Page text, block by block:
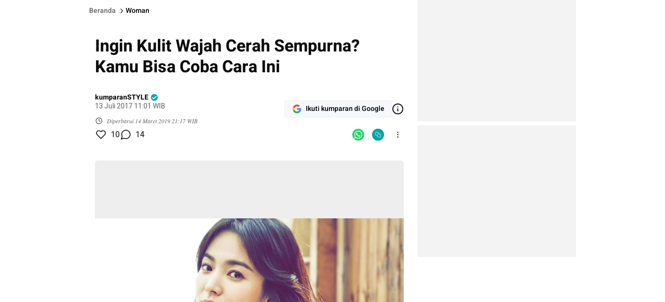
Beranda Woman
Ingin Kulit Wajah Cerah Sempurna?
Kamu Bisa Coba Cara Ini
kumparanSTYLE
13 Juli 2017 11:01 WIB
Diperbarui 14 Maret 2019 21:17 WIB
Ikuti kumparan di Google
10 14